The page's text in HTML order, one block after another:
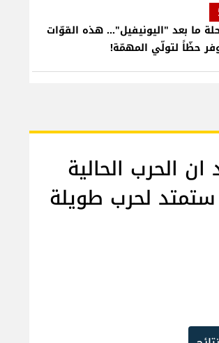
ما بعد "اليونيفيل"... هذه القوّات
حظّاً لتولّي المهمّة!
الحرب الحالية
لحرب طويلة